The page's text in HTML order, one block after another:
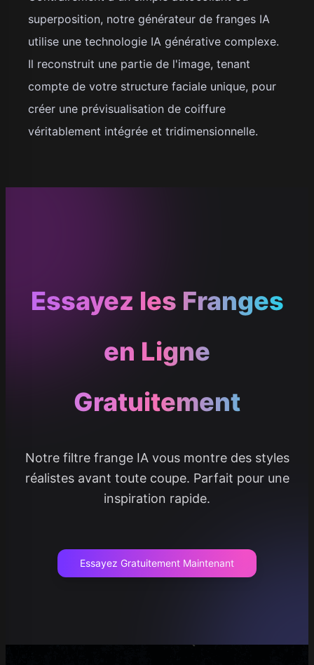
superposition, notre générateur de franges IA
utilise une technologie IA générative complexe.
Il reconstruit une partie de l'image, tenant
compte de votre structure faciale unique, pour
créer une prévisualisation de coiffure
véritablement intégrée et tridimensionnelle.
Essayez les Franges
en Ligne
Gratuitement
Notre filtre frange IA vous montre des styles
réalistes avant toute coupe. Parfait pour une
inspiration rapide.
Essayez Gratuitement Maintenant